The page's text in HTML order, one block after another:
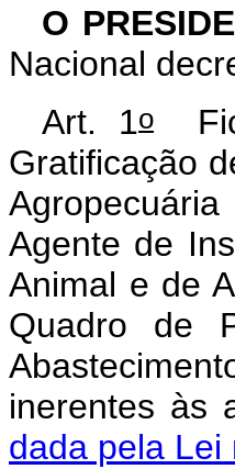
O
Nacional
Art. 1o
Gratificação
Agente de
Animal e de
Quadro de
inerentes às
dada pela Lei